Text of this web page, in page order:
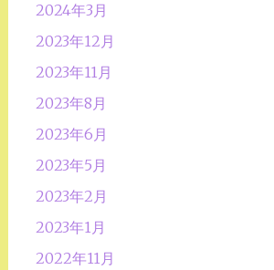
2024年3月
2023年12月
2023年11月
2023年8月
2023年6月
2023年5月
2023年2月
2023年1月
2022年11月